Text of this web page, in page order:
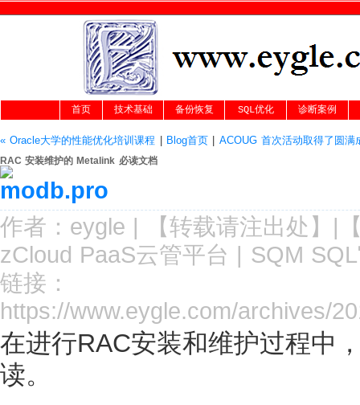
首页 技术基础 备份恢复 SQL优化 诊断案例
« Oracle大学的性能优化培训课程 Blog首页| ACOUG 首次活动取得了圆满
RAC 安装维护的 Metalink 必读文档
作者： eygle | 【转载请注出处 】|
zCloud PaaS云管平台 | SQM
链接：
https://www.eygle.com/archives/
在进行RAC安装和维护过程中
读。